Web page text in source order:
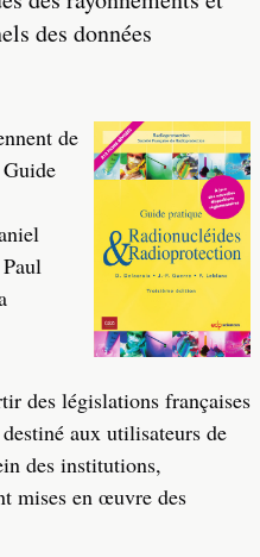
des données
de
des législations françaises
aux utilisateurs de
des institutions,
mises en œuvre des